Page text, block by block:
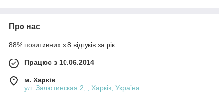
появі підвісних конструкцій. Виникла ідея приховати у
них світлодіодний елемент. Стельовий карниз, за допомогою
якого маскується підсвітка, гармонійно вписується в загальне
оформлення, поза залежно від стилю
приміщення. Гіпс матеріал, з якого
виготовляють натяжна наличник, забезпечує практичність і
довговічність конструкції. Таким чином, завдяки міцності вона
буде виконувати свою функцію тривалий час, надаючи
Про нас
88% позитивних з 8 відгуків за рік
Працює з 10.06.2014
м. Харків
ул. Залютинская 2; , Харків, Україна